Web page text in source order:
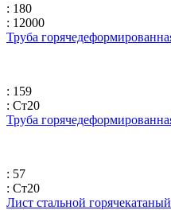
: 180
: 12000
Труба
: 159
: Ст20
Труба
: 57
: Ст20
Лист стальной